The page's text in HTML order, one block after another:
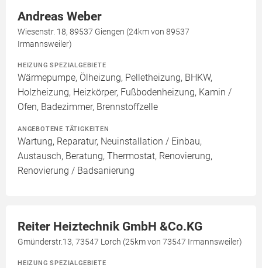
Andreas Weber
Wiesenstr. 18, 89537 Giengen (24km von 89537
Irmannsweiler)
HEIZUNG SPEZIALGEBIETE
Wärmepumpe, Ölheizung, Pelletheizung, BHKW,
Holzheizung, Heizkörper, Fußbodenheizung, Kamin /
Ofen, Badezimmer, Brennstoffzelle
ANGEBOTENE TÄTIGKEITEN
Wartung, Reparatur, Neuinstallation / Einbau,
Austausch, Beratung, Thermostat, Renovierung,
Renovierung / Badsanierung
Reiter Heiztechnik GmbH &Co.KG
Gmünderstr.13, 73547 Lorch (25km von 73547 Irmannsweiler)
HEIZUNG SPEZIALGEBIETE